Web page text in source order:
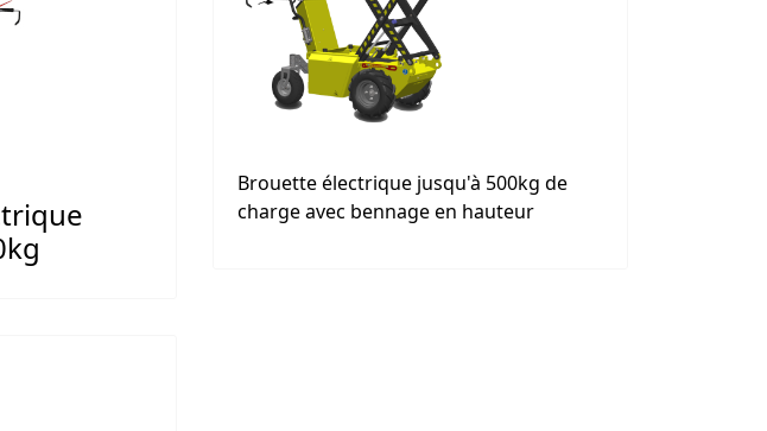
Brouette électrique jusqu'à 500kg de
charge avec bennage en hauteur